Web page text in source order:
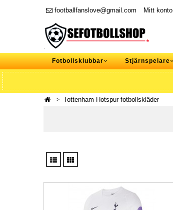
footballfanslove@gmail.com Mitt konto
Fotbollsklubbar Stjärnspelare
Tottenham Hotspur fotbollskläder